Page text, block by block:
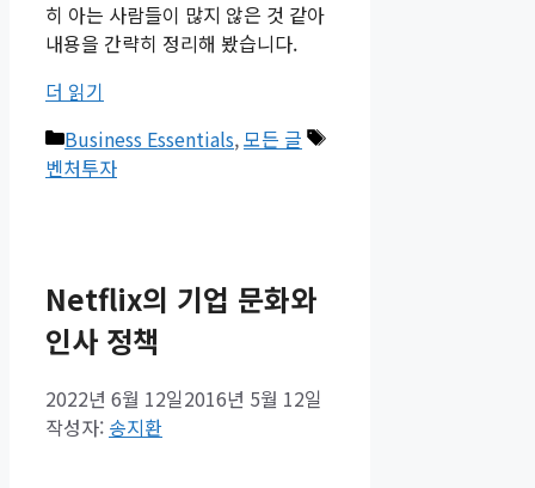
히 아는 사람들이 많지 않은 것 같아
내용을 간략히 정리해 봤습니다.
더 읽기
카
테
Business Essentials,모든 글
태
벤처투자
Netflix의 기업 문화와
인사 정책
2022년 6월 12일2016년 5월 12일
작성자: 송지환